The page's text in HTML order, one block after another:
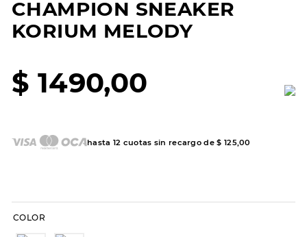
CHAMPION SNEAKER
KORIUM MELODY
$ 1490,00
hasta 12 cuotas sin recargo de$ 125,00
COLOR
3 .
skechers slip-ins
8.
hitec